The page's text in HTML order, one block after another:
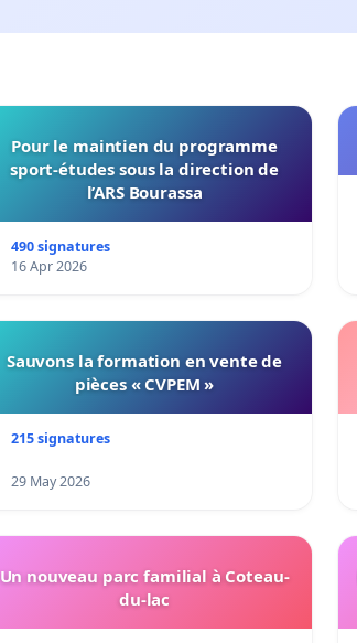
Pour le maintien du programme
sport-études sous la direction de
l’ARS Bourassa
490 signatures
16 Apr 2026
Sauvons la formation en vente de
pièces « CVPEM »
215 signatures
29 May 2026
Un nouveau parc familial à Coteau-
du-lac